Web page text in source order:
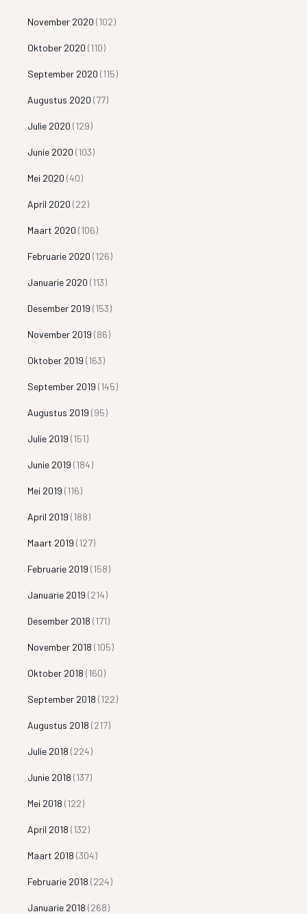
November 2020 (102)
Oktober 2020 (110)
September 2020 (115)
Augustus 2020 (77)
Julie 2020 (129)
Junie 2020 (103)
Mei 2020 (40)
April 2020 (22)
Maart 2020 (106)
Februarie 2020 (126)
Januarie 2020 (113)
Desember 2019 (153)
November 2019 (86)
Oktober 2019 (163)
September 2019 (145)
Augustus 2019 (95)
Julie 2019 (151)
Junie 2019 (184)
Mei 2019 (116)
April 2019 (188)
Maart 2019 (127)
Februarie 2019 (158)
Januarie 2019 (214)
Desember 2018 (171)
November 2018 (105)
Oktober 2018 (160)
September 2018 (122)
Augustus 2018 (217)
Julie 2018 (224)
Junie 2018 (137)
Mei 2018 (122)
April 2018 (132)
Maart 2018 (304)
Februarie 2018 (224)
Januarie 2018 (268)